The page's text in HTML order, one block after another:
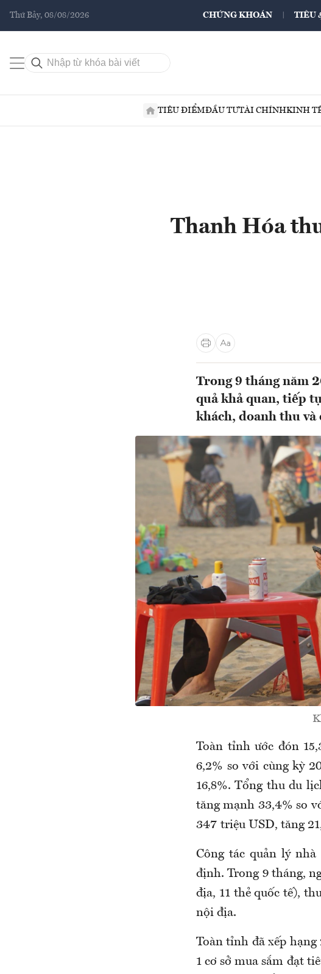
Thứ Bảy, 08/08/2026 CHỨNG KHOÁN TIÊU
TIÊU ĐIỂMĐẦU TƯTÀI CHÍNHKINH
Thanh Hóa
Trong 9 tháng năm
quả khả quan, tiếp
khách, doanh thu
Toàn tỉnh ước đón
6,2% so với cùng kỳ
16,8%. Tổng thu du
tăng mạnh 33,4% so
347 triệu USD, tăng
Công tác quản lý
định. Trong 9 tháng,
địa, 11 thẻ quốc tế),
nội địa.
Toàn tỉnh đã xếp hạng
1 cơ sở mua sắm đạt